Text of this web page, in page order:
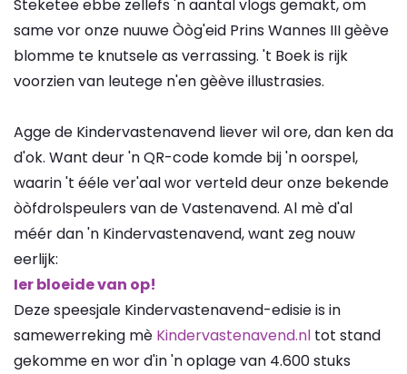
Steketee ebbe zellefs 'n aantal vlogs gemakt, om
same vor onze nuuwe Òòg'eid Prins Wannes III gèève
blomme te knutsele as verrassing. 't Boek is rijk
voorzien van leutege n'en gèève illustrasies.
Agge de Kindervastenavend liever wil ore, dan ken da
d'ok. Want deur 'n QR-code komde bij 'n oorspel,
waarin 't ééle ver'aal wor verteld deur onze bekende
òòfdrolspeulers van de Vastenavend. Al mè d'al
méér dan 'n Kindervastenavend, want zeg nouw
eerlijk:
Ier bloeide van op!
Deze speesjale Kindervastenavend-edisie is in
samewerreking mè Kindervastenavend.nl tot stand
gekomme en wor d'in 'n oplage van 4.600 stuks